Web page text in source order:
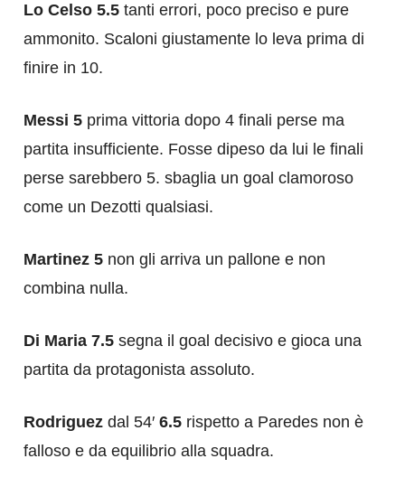
Lo Celso 5.5 tanti errori, poco preciso e pure
ammonito. Scaloni giustamente lo leva prima di
finire in 10.
Messi 5 prima vittoria dopo 4 finali perse ma
partita insufficiente. Fosse dipeso da lui le finali
perse sarebbero 5. sbaglia un goal clamoroso
come un Dezotti qualsiasi.
Martinez 5 non gli arriva un pallone e non
combina nulla.
Di Maria 7.5 segna il goal decisivo e gioca una
partita da protagonista assoluto.
Rodriguez dal 54′ 6.5 rispetto a Paredes non è
falloso e da equilibrio alla squadra.